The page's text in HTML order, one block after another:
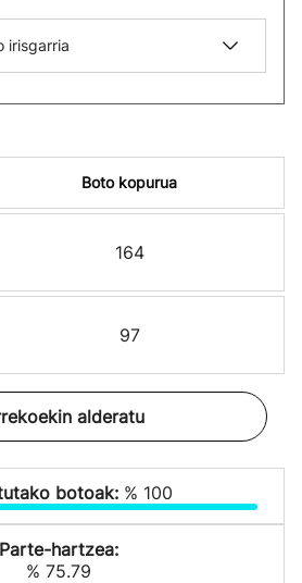
irisgarria
Boto kopurua
164
97
alderatu
botoak: % 100
Parte-hartzea:
% 75.79